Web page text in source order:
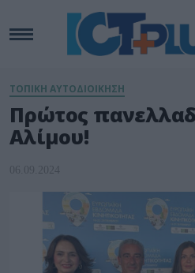
ΤΟΠΙΚΗ ΑΥΤΟΔΙΟΙΚΗΣΗ
Πρώτος
Αλίμου!
06.09.2024